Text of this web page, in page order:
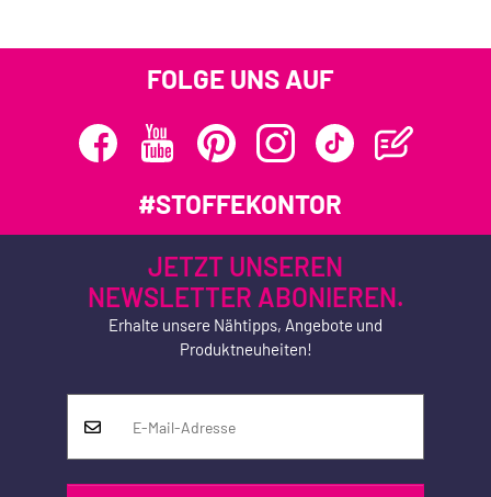
FOLGE UNS AUF
#STOFFEKONTOR
JETZT UNSEREN
NEWSLETTER ABONIEREN.
Erhalte unsere Nähtipps, Angebote und
Produktneuheiten!